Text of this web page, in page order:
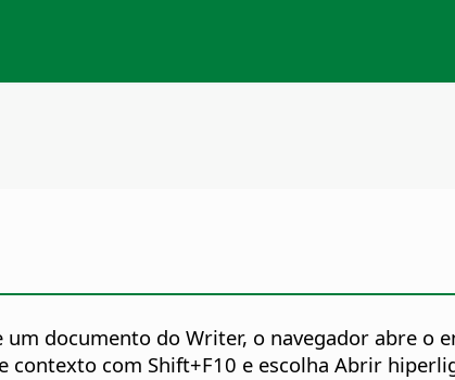
documento do Writer, o navegador abre o
com Shift+F10 e escolha Abrir